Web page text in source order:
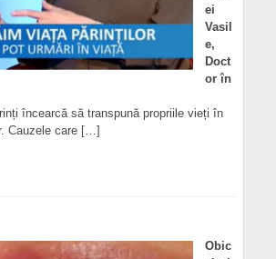
ei
Vasil
e,
Doct
or în
încearcă să transpună propriile vieți în
Cauzele care […]
Obic